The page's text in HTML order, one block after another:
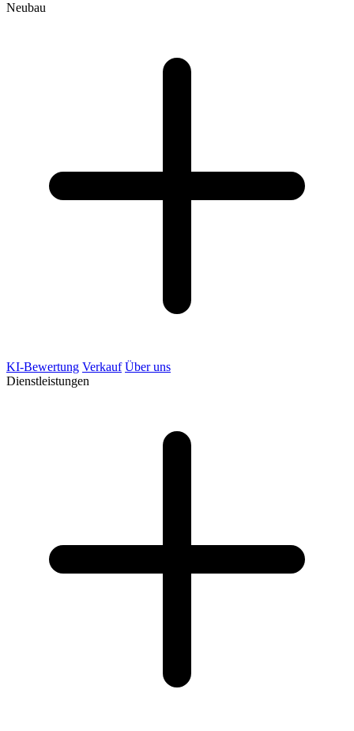
Neubau
KI-Bewertung Verkauf Über uns
Dienstleistungen